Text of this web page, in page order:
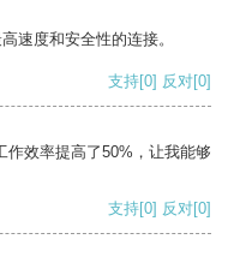
速度和安全性的连接。
支持[0] 反对[0]
作效率提高了50%，让我能够
支持[0] 反对[0]